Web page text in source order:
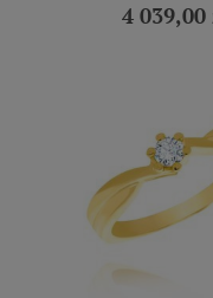
4 039,00